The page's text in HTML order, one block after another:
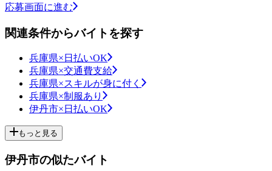
応募画面に進む
関連条件からバイトを探す
兵庫県×日払いOK
兵庫県×交通費支給
兵庫県×スキルが身に付く
兵庫県×制服あり
伊丹市×日払いOK
もっと見る
伊丹市の似たバイト